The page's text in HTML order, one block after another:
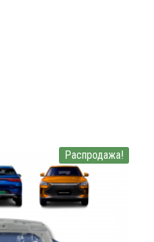
Распродажа!